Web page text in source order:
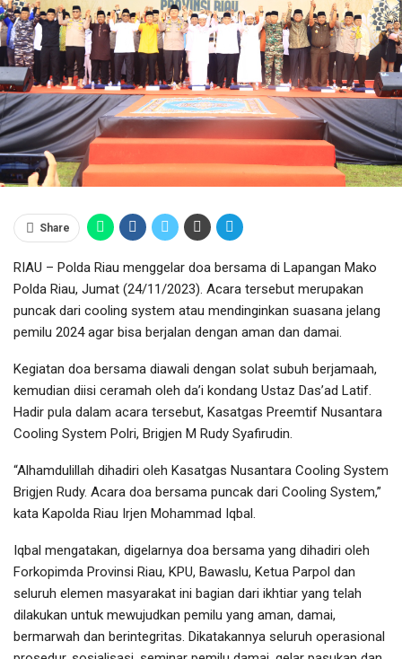
Share
RIAU – Polda Riau menggelar doa bersama di Lapangan Mako
Polda Riau, Jumat (24/11/2023). Acara tersebut merupakan
puncak dari cooling system atau mendinginkan suasana jelang
pemilu 2024 agar bisa berjalan dengan aman dan damai.
Kegiatan doa bersama diawali dengan solat subuh berjamaah,
kemudian diisi ceramah oleh da’i kondang Ustaz Das’ad Latif.
Hadir pula dalam acara tersebut, Kasatgas Preemtif Nusantara
Cooling System Polri, Brigjen M Rudy Syafirudin.
“Alhamdulillah dihadiri oleh Kasatgas Nusantara Cooling System
Brigjen Rudy. Acara doa bersama puncak dari Cooling System,”
kata Kapolda Riau Irjen Mohammad Iqbal.
Iqbal mengatakan, digelarnya doa bersama yang dihadiri oleh
Forkopimda Provinsi Riau, KPU, Bawaslu, Ketua Parpol dan
seluruh elemen masyarakat ini bagian dari ikhtiar yang telah
dilakukan untuk mewujudkan pemilu yang aman, damai,
bermarwah dan berintegritas. Dikatakannya seluruh operasional